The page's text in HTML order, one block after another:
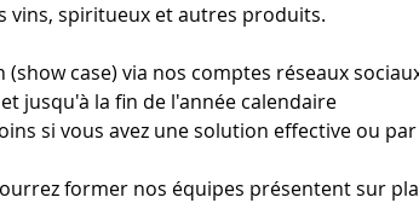
spiritueux et autres produits.
case) via nos comptes réseaux
jusqu'à la fin de l'année calendaire
si vous avez une solution effective ou
former nos équipes présentent sur